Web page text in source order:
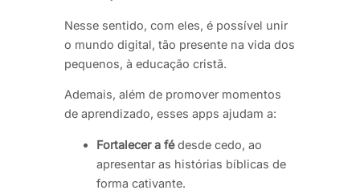
Nesse sentido, com eles, é possível unir
o mundo digital, tão presente na vida dos
pequenos, à educação cristã.
Ademais, além de promover momentos
de aprendizado, esses apps ajudam a:
Fortalecer a fédesde cedo, ao
apresentar as histórias bíblicas de
forma cativante.